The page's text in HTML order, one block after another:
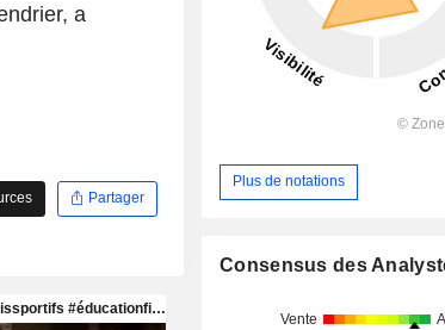
a
Partager
Plus de notations
Consensus des
Vente